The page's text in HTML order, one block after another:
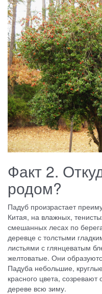
Факт 2.
родом?
Падуб произрастает
Китая, на влажных,
смешанных лесах по
деревце с толстыми
листьями с глянцеватым
желтоватые. Они
Падуба небольшие,
красного цвета,
дереве всю зиму.